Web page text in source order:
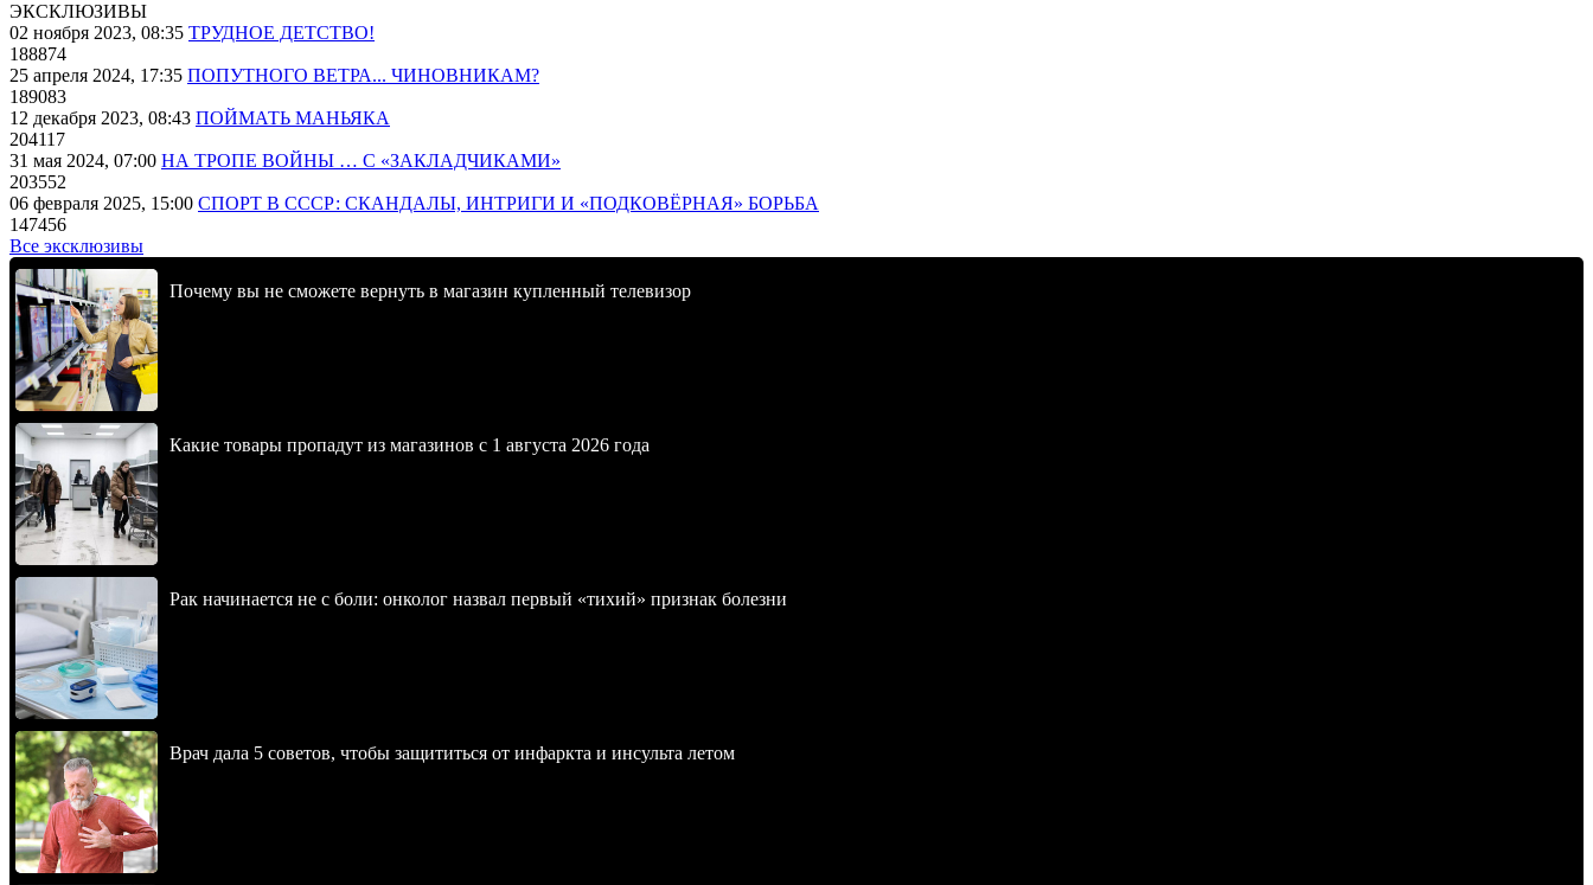
ЭКСКЛЮЗИВЫ
02 ноября 2023, 08:35 ТРУДНОЕ ДЕТСТВО!
188874
25 апреля 2024, 17:35 ПОПУТНОГО ВЕТРА... ЧИНОВНИКАМ?
189083
12 декабря 2023, 08:43 ПОЙМАТЬ МАНЬЯКА
204117
31 мая 2024, 07:00 НА ТРОПЕ ВОЙНЫ … С «ЗАКЛАДЧИКАМИ»
203552
06 февраля 2025, 15:00 СПОРТ В СССР: СКАНДАЛЫ, ИНТРИГИ И «ПОДКОВЁРНАЯ» БОРЬБА
147456
Все эксклюзивы
Почему вы не сможете вернуть в магазин купленный телевизор
Какие товары пропадут из магазинов с 1 августа 2026 года
Рак начинается не с боли: онколог назвал первый «тихий» признак болезни
Врач дала 5 советов, чтобы защититься от инфаркта и инсульта летом